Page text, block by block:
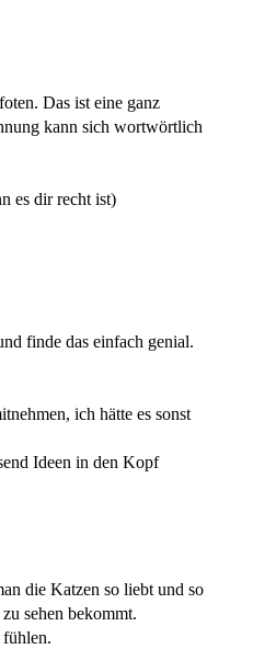
Das ist eine ganz
kann sich wortwörtlich
es dir recht ist)
finde das einfach genial.
ich hätte es sonst
Ideen in den Kopf
die Katzen so liebt und so
sehen bekommt.